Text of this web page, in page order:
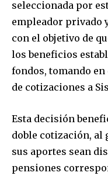
seleccionada por
empleador privado
con el objetivo de
los beneficios
fondos, tomando
de cotizaciones a
Esta decisión
doble cotización, al
sus aportes sean
pensiones